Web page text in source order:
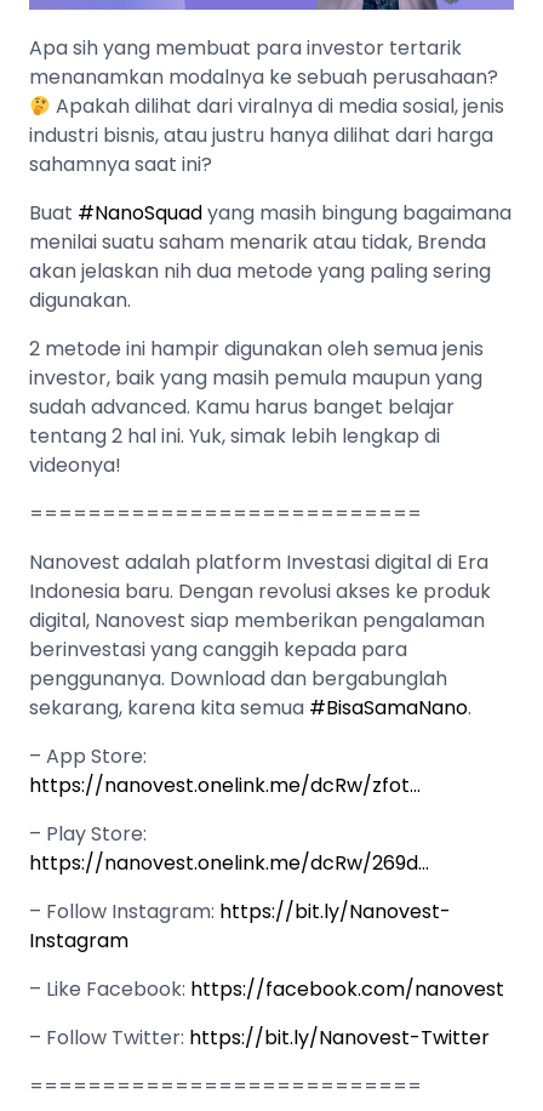
Apa sih yang membuat para investor tertarik
menanamkan modalnya ke sebuah perusahaan?
Apakah dilihat dari viralnya di media sosial, jenis
industri bisnis, atau justru hanya dilihat dari harga
sahamnya saat ini?
Buat #NanoSquadyang masih bingung bagaimana
menilai suatu saham menarik atau tidak, Brenda
akan jelaskan nih dua metode yang paling sering
digunakan.
2 metode ini hampir digunakan oleh semua jenis
investor, baik yang masih pemula maupun yang
sudah advanced. Kamu harus banget belajar
tentang 2 hal ini. Yuk, simak lebih lengkap di
videonya!
===========================
Nanovest adalah platform Investasi digital di Era
Indonesia baru. Dengan revolusi akses ke produk
digital, Nanovest siap memberikan pengalaman
berinvestasi yang canggih kepada para
penggunanya. Download dan bergabunglah
sekarang, karena kita semua #BisaSamaNano.
– App Store:
https://nanovest.onelink.me/dcRw/zfot…
– Play Store:
https://nanovest.onelink.me/dcRw/269d…
– Follow Instagram: https://bit.ly/Nanovest-
Instagram
– Like Facebook: https://facebook.com/nanovest
– Follow Twitter: https://bit.ly/Nanovest-Twitter
===========================